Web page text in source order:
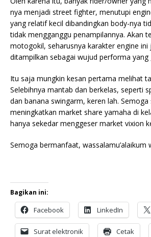
nya menjadi street fighter, menutupi
yang relatif kecil dibandingkan body-nya
tidak mengganggu penampilannya. Akan
motogokil, seharusnya karakter engine ini
ditampilkan sebagai wujud performa yang
Itu saja mungkin kesan pertama melihat
Selebihnya mantab dan berkelas, seperti
dan banana swingarm, keren lah. Semoga
meningkatkan market share yamaha di
hanya sekedar menggeser market vixion
Semoga bermanfaat, wassalamu’alaikum
Bagikan ini:
Facebook LinkedIn
Surat elektronik Cetak